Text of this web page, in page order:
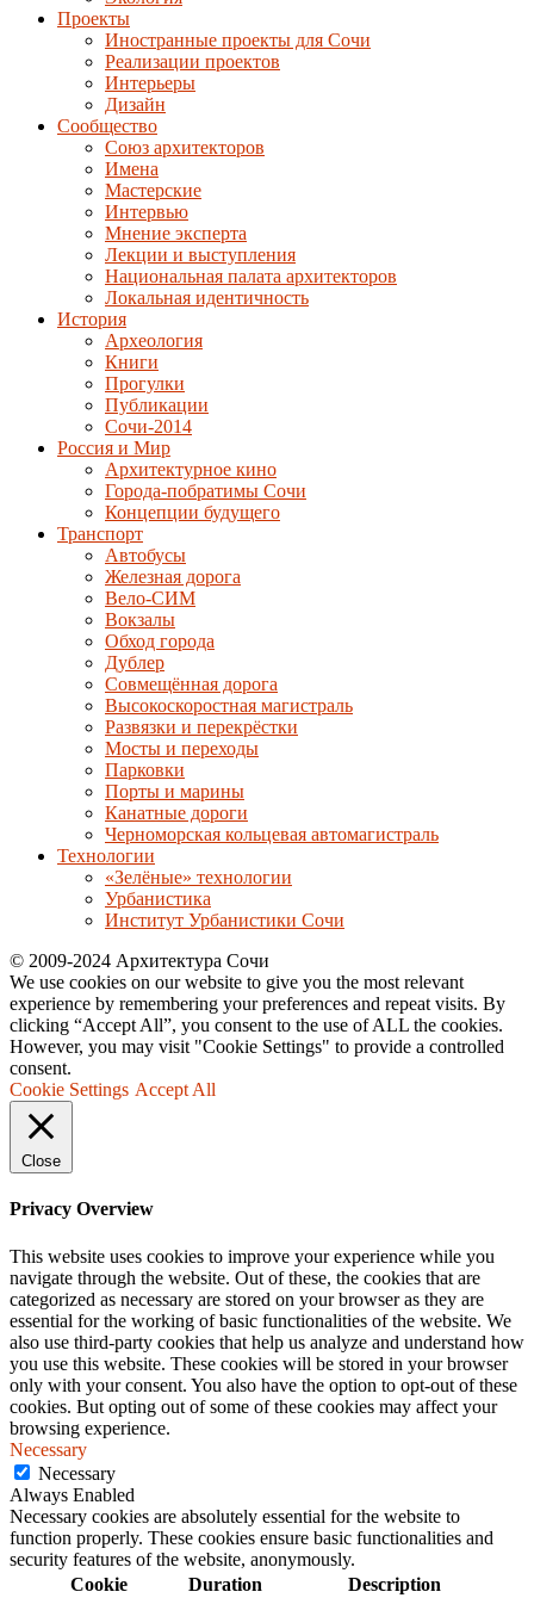
Проекты
Иностранные проекты для Сочи
Реализации проектов
Интерьеры
Дизайн
Сообщество
Союз архитекторов
Имена
Мастерские
Интервью
Мнение эксперта
Лекции и выступления
Национальная палата архитекторов
Локальная идентичность
История
Археология
Книги
Прогулки
Публикации
Сочи-2014
Россия и Мир
Архитектурное кино
Города-побратимы Сочи
Концепции будущего
Транспорт
Автобусы
Железная дорога
Вело-СИМ
Вокзалы
Обход города
Дублер
Совмещённая дорога
Высокоскоростная магистраль
Развязки и перекрёстки
Мосты и переходы
Парковки
Порты и марины
Канатные дороги
Черноморская кольцевая автомагистраль
Технологии
«Зелёные» технологии
Урбанистика
Институт Урбанистики Сочи
© 2009-2024 Архитектура Сочи
We use cookies on our website to give you the most relevant
experience by remembering your preferences and repeat visits. By
clicking “Accept All”, you consent to the use of ALL the cookies.
However, you may visit "Cookie Settings" to provide a controlled
consent.
Cookie Settings Accept All
Close
Privacy Overview
This website uses cookies to improve your experience while you
navigate through the website. Out of these, the cookies that are
categorized as necessary are stored on your browser as they are
essential for the working of basic functionalities of the website. We
also use third-party cookies that help us analyze and understand how
you use this website. These cookies will be stored in your browser
only with your consent. You also have the option to opt-out of these
cookies. But opting out of some of these cookies may affect your
browsing experience.
Necessary
Necessary
Always Enabled
Necessary cookies are absolutely essential for the website to
function properly. These cookies ensure basic functionalities and
security features of the website, anonymously.
Cookie
Duration Description